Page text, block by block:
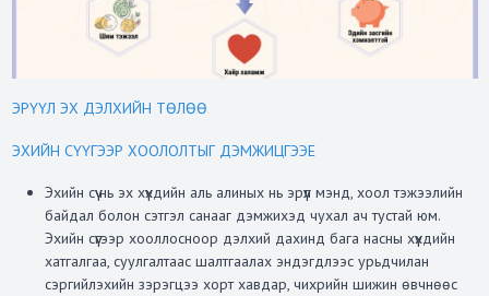
ЭРҮҮЛ ЭХ ДЭЛХИЙН ТӨЛӨӨ
ЭХИЙН СҮҮГЭЭР ХООЛОЛТЫГ ДЭМЖИЦГЭЭЕ
Эхийн сүү нь эх хүүхдийн аль алиных нь эрүүл мэнд, хоол тэжээлийн
байдал болон сэтгэл санааг дэмжихэд чухал ач тустай юм.
Эхийн сүүгээр хооллосноор дэлхий дахинд бага насны хүүхдийн
хатгалгаа, суулгалтаас шалтгаалах эндэгдлээс урьдчилан
сэргийлэхийн зэрэгцээ хорт хавдар, чихрийн шижин өвчнөөс